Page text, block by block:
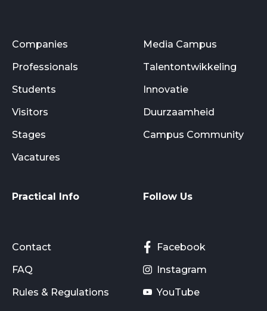
Companies
Professionals
Students
Visitors
Stages
Vacatures
Media Campus
Talentontwikkeling
Innovatie
Duurzaamheid
Campus Community
Practical Info
Contact
FAQ
Rules & Regulations
Follow Us
Facebook
Instagram
YouTube